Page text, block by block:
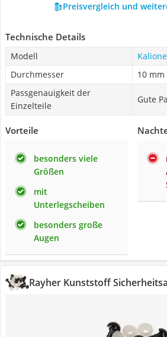
Preisvergleich und
Technische Details
Modell
Durchmesser
10 mm
Passgenauigkeit der
Einzelteile
Gute
Vorteile
besonders viele
Größen
mit
Unterlegscheiben
besonders große
Augen
Rayher Kunststoff